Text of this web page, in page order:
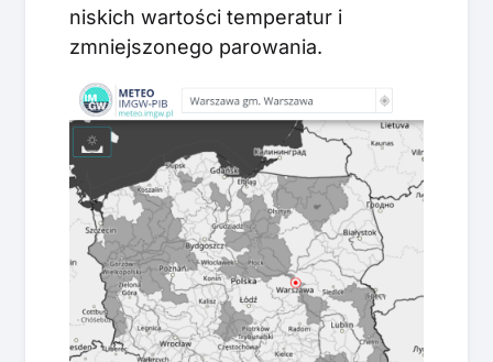
niskich wartości temperatur i
zmniejszonego parowania.